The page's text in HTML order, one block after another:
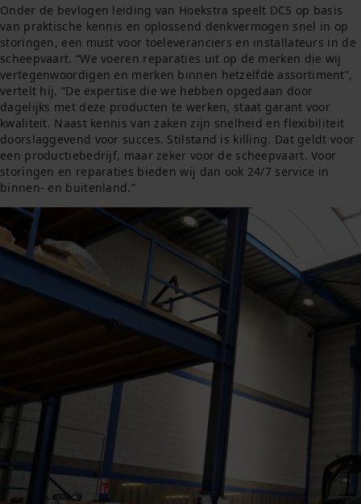
Onder de bevlogen leiding van Hoekstra speelt DCS op basis
van praktische kennis en oplossend denkvermogen snel in op
storingen, een must voor toeleveranciers en installateurs in de
scheepvaart. “We voeren reparaties uit op de merken die wij
vertegenwoordigen en merken binnen hetzelfde assortiment”,
vertelt hij. “De expertise die we hebben opgedaan door
dagelijks met deze producten te werken, staat garant voor
kwaliteit. Naast kennis van zaken zijn snelheid en flexibiliteit
doorslaggevend voor succes. Stilstand is killing. Dat geldt voor
een productiebedrijf, maar zeker voor de scheepvaart. Voor
storingen en reparaties bieden wij dan ook 24/7 service in
binnen- en buitenland.”